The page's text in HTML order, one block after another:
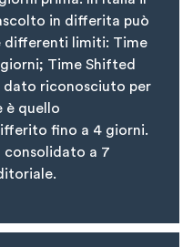
in differita può
differenti limiti: Time
Time Shifted
dato riconosciuto per
è quello
fino a 4 giorni.
consolidato a 7